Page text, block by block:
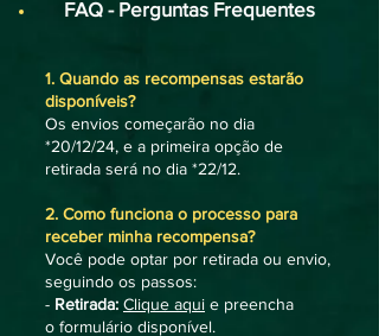
1. Quando as recompensas estarão
disponíveis?
Os envios começarão no dia
*20/12/24, e a primeira opção de
retirada será no dia *22/12.
2. Como funciona o processo para
receber minha recompensa?
Você pode optar por retirada ou envio,
seguindo os passos:
- Retirada: Clique aqui e preencha
o formulário disponível.
FAQ - Perguntas Frequentes